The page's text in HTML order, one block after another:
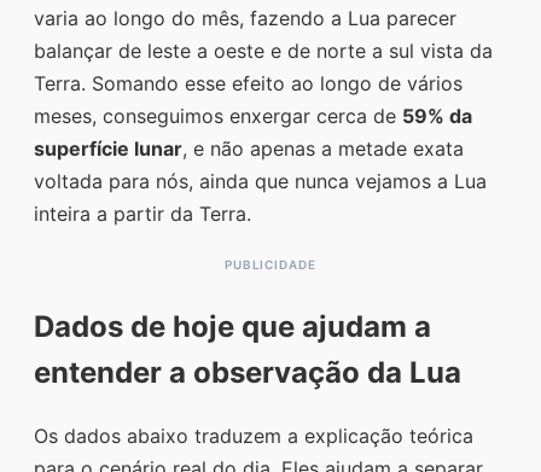
varia ao longo do mês, fazendo a Lua parecer
balançar de leste a oeste e de norte a sul vista da
Terra. Somando esse efeito ao longo de vários
meses, conseguimos enxergar cerca de 59% da
superfície lunar, e não apenas a metade exata
voltada para nós, ainda que nunca vejamos a Lua
inteira a partir da Terra.
Dados de hoje que ajudam a
entender a observação da Lua
Os dados abaixo traduzem a explicação teórica